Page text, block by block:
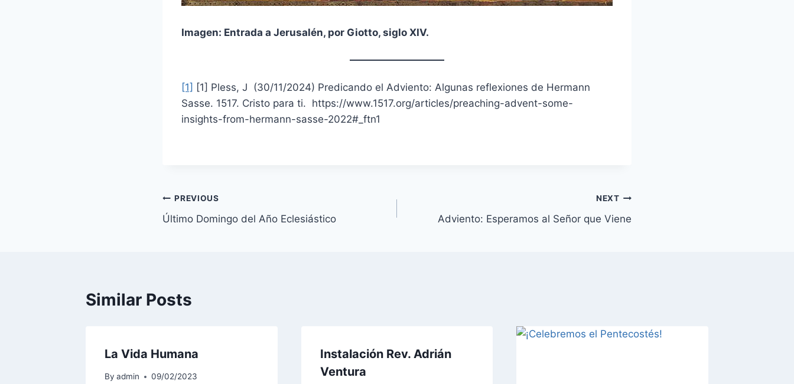
Imagen: Entrada a Jerusalén, por Giotto, siglo XIV.
[1] [1] Pless, J (30/11/2024) Predicando el Adviento: Algunas reflexiones de Hermann
Sasse. 1517. Cristo para ti. https://www.1517.org/articles/preaching-advent-some-
insights-from-hermann-sasse-2022#_ftn1
Navegación
de
PREVIOUS
Último Domingo del Año Eclesiástico
NEXT
Adviento: Esperamos al Señor que Viene
Similar Posts
La Vida Humana
By admin 09/02/2023
Instalación Rev. Adrián
Ventura